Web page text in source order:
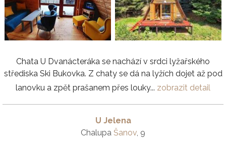
Chata U Dvanácteráka se nachází v srdci lyžařského
střediska Ski Bukovka. Z chaty se dá na lyžích dojet až pod
lanovku a zpět prašanem přes louky... zobrazit detail
U Jelena
Chalupa Šanov, 9